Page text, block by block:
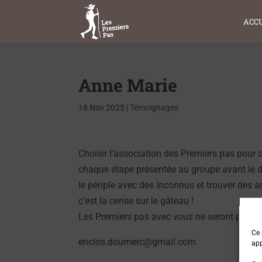
Ce
Anne Marie
18 Nov 2025 |Témoignages
Choisir l’association des Premiers pas pour
chaque étape présentée au groupe avant le
le périple avec des inconnus et trouver des
c’est la cerise sur le gâteau !
Les Premiers pas avec vous ne seront pas
enclos.doumerc@gmail.com